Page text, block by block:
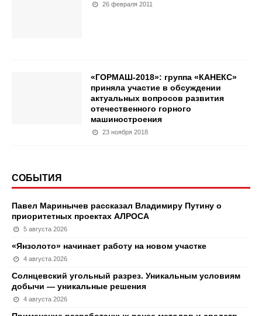
26 февраля 2011
«ГОРМАШ-2018»: группа «КАНЕКС»
приняла участие в обсуждении
актуальных вопросов развития
отечественного горного
машиностроения
23 ноября 2018
СОБЫТИЯ
Павел Маринычев рассказал Владимиру Путину о
приоритетных проектах АЛРОСА
5 августа 2026
«Янзолото» начинает работу на новом участке
4 августа 2026
Солнцевский угольный разрез. Уникальным условиям
добычи — уникальные решения
4 августа 2026